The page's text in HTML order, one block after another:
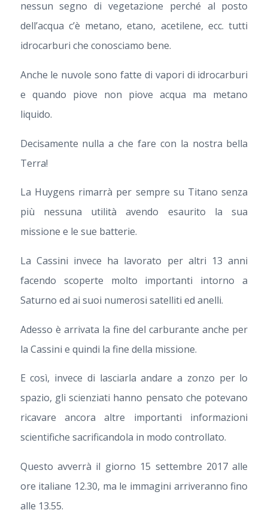
nessun segno di vegetazione perché al posto
dell’acqua c’è metano, etano, acetilene, ecc. tutti
idrocarburi che conosciamo bene.
Anche le nuvole sono fatte di vapori di idrocarburi
e quando piove non piove acqua ma metano
liquido.
Decisamente nulla a che fare con la nostra bella
Terra!
La Huygens rimarrà per sempre su Titano senza
più nessuna utilità avendo esaurito la sua
missione e le sue batterie.
La Cassini invece ha lavorato per altri 13 anni
facendo scoperte molto importanti intorno a
Saturno ed ai suoi numerosi satelliti ed anelli.
Adesso è arrivata la fine del carburante anche per
la Cassini e quindi la fine della missione.
E così, invece di lasciarla andare a zonzo per lo
spazio, gli scienziati hanno pensato che potevano
ricavare ancora altre importanti informazioni
scientifiche sacrificandola in modo controllato.
Questo avverrà il giorno 15 settembre 2017 alle
ore italiane 12.30, ma le immagini arriveranno fino
alle 13.55.